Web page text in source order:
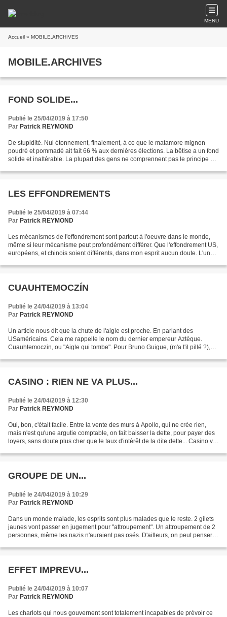
MENU
Accueil » MOBILE.ARCHIVES
MOBILE.ARCHIVES
FOND SOLIDE...
Publié le 25/04/2019 à 17:50
Par Patrick REYMOND
De stupidité. Nul étonnement, finalement, à ce que le matamore mignon
poudré et pommadé ait fait 66 % aux dernières élections. La bêtise a un fond
solide et inaltérable. La plupart des gens ne comprennent pas le principe de
LES EFFONDREMENTS
Publié le 25/04/2019 à 07:44
Par Patrick REYMOND
Les mécanismes de l'effondrement sont partout à l'oeuvre dans le monde,
même si leur mécanisme peut profondément différer. Que l'effondrement US,
européens, et chinois soient différents, dans mon esprit aucun doute. L'un
CUAUHTEMOCZÍN
Publié le 24/04/2019 à 13:04
Par Patrick REYMOND
Un article nous dit que la chute de l'aigle est proche. En parlant des
USaméricains. Cela me rappelle le nom du dernier empereur Aztèque.
Cuauhtemoczin, ou "Aigle qui tombe". Pour Bruno Guigue, (m'a t'il pillé ?),
CASINO : RIEN NE VA PLUS...
Publié le 24/04/2019 à 12:30
Par Patrick REYMOND
Oui, bon, c'était facile. Entre la vente des murs à Apollo, qui ne crée rien,
mais n'est qu'une argutie comptable, on fait baisser la dette, pour payer des
loyers, sans doute plus cher que le taux d'intérêt de la dite dette... Casino va
GROUPE DE UN...
Publié le 24/04/2019 à 10:29
Par Patrick REYMOND
Dans un monde malade, les esprits sont plus malades que le reste. 2 gilets
jaunes vont passer en jugement pour "attroupement". Un attroupement de 2
personnes, même les nazis n'auraient pas osés. D'ailleurs, on peut penser,
EFFET IMPREVU...
Publié le 24/04/2019 à 10:07
Par Patrick REYMOND
Les charlots qui nous gouvernent sont totalement incapables de prévoir ce